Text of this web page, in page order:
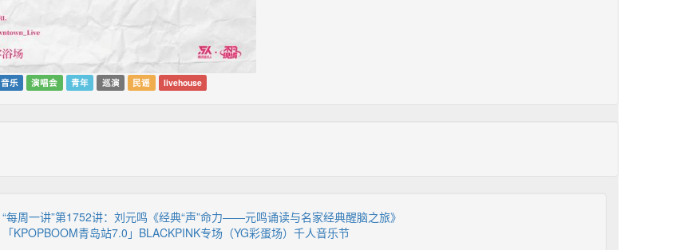
音乐 演唱会 青年 巡演 民谣 livehouse
“每周一讲”第1752讲：刘元鸣《经典“声”命力——元鸣诵读与名家经典醒脑之旅》
「KPOPBOOM青岛站7.0」BLACKPINK专场（YG彩蛋场）千人音乐节